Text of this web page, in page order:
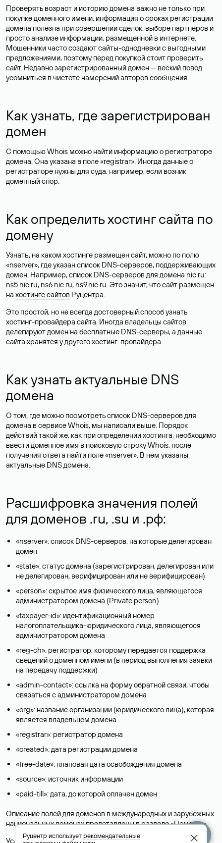
Проверять возраст и историю домена важно не только при
покупке доменного имени, информация о сроках регистрации
домена полезна при совершении сделок, выборе партнеров и
просто анализе информации, размещенной в интернете.
Мошенники часто создают сайты-однодневки с выгодными
предложениями, поэтому перед покупкой стоит проверить
сайт. Недавно зарегистрированный домен — веский повод
усомниться в чистоте намерений авторов сообщения.
Как узнать, где зарегистрирован
домен
С помощью Whois можно найти информацию о регистраторе
домена. Она указана в поле «registrar». Иногда данные о
регистраторе нужны для суда, например, если возник
доменный спор.
Как определить хостинг сайта по
домену
Узнать, на каком хостинге размещен сайт, можно по полю
«nserver», где указан список DNS-серверов, поддерживающих
домен. Например, список DNS-серверов для домена nic.ru:
ns5.nic.ru, ns6.nic.ru, ns9.nic.ru. Это значит, что сайт размещен
на хостинге сайтов Руцентра.
Это простой, но не всегда достоверный способ узнать
хостинг-провайдера сайта. Иногда владельцы сайтов
делегируют домен на бесплатные DNS-серверы, а данные
сайта хранятся у другого хостинг-провайдера.
Как узнать актуальные DNS
домена
О том, где можно посмотреть список DNS-серверов для
домена в сервисе Whois, мы написали выше. Порядок
действий такой же, как при определении хостинга: необходимо
ввести доменное имя в поисковую строку Whois, после
получения ответа найти поле «nserver». В нем указаны
актуальные DNS домена.
Расшифровка значения полей
для доменов .ru, .su и .рф:
«nserver»: список DNS-серверов, на которые делегирован
домен
«state»: статус домена (зарегистрирован, делегирован или
не делегирован, верифицирован или не верифицирован)
«person»: скрытое имя физического лица, являющегося
администратором домена (Privatе person)
«taxpayer-id»: идентификационный номер
налогоплательщика-юридического лица, являющегося
администратором домена
«reg-ch»: регистратор, которому передается поддержка
сведений о доменном имени (в период выполнения заявки
на передачу поддержки)
«admin-contact»: ссылка на форму обратной связи, чтобы
связаться с администратором домена
«org»: название организации (юридического лица), которая
является владельцем домена
«registrar»: регистратор домена
«created»: дата регистрации домена
«free-date»: плановая дата освобождения домена
«source»: источник информации
«paid-till»: дата, до которой оплачен домен
Описание полей для доменов в международных и зарубежных
национальных доменах представлены в разделе «Помощь».
Условия использования Whois-сервиса
Руцентр используетрекомендательные